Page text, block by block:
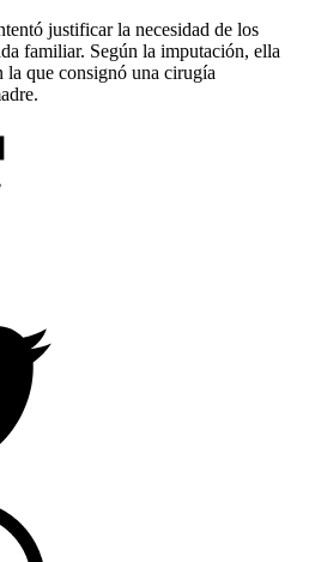
justificar la necesidad de los
familiar. Según la imputación, ella
que consignó una cirugía